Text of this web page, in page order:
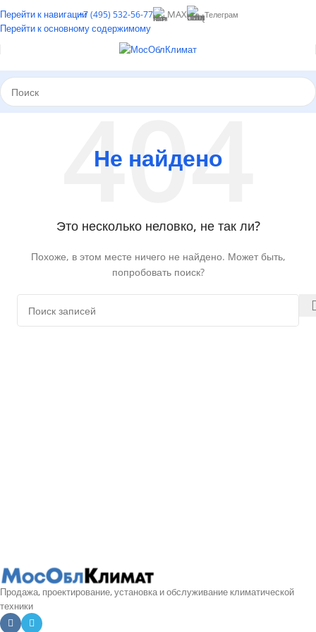
Перейти к навигации
Перейти к основному содержимому
+7 (495) 532-56-77 MAX Телеграм
Не найдено
Это несколько неловко, не так ли?
Похоже, в этом месте ничего не найдено. Может быть,
попробовать поиск?
Продажа, проектирование, установка и обслуживание климатической
техники